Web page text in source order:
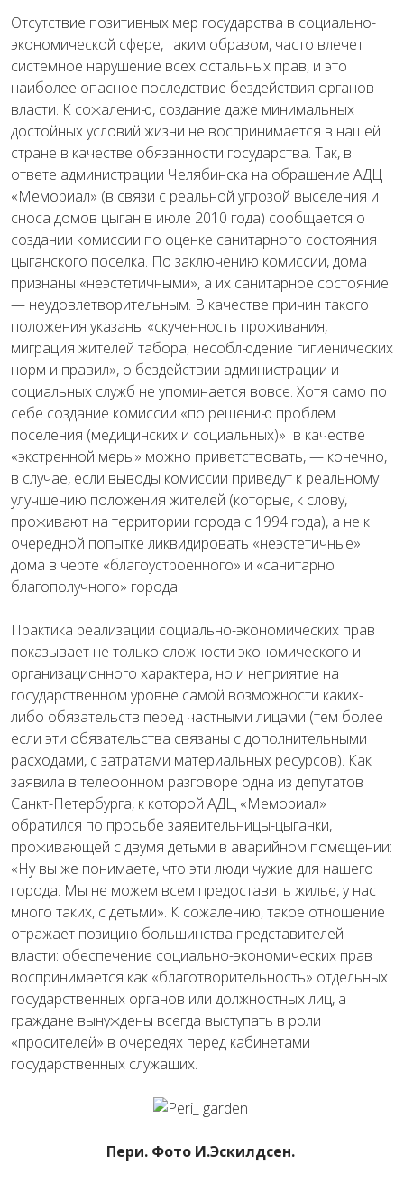
Отсутствие позитивных мер государства в социально-
экономической сфере, таким образом, часто влечет
системное нарушение всех остальных прав, и это
наиболее опасное последствие бездействия органов
власти. К сожалению, создание даже минимальных
достойных условий жизни не воспринимается в нашей
стране в качестве обязанности государства. Так, в
ответе администрации Челябинска на обращение АДЦ
«Мемориал» (в связи с реальной угрозой выселения и
сноса домов цыган в июле 2010 года) сообщается о
создании комиссии по оценке санитарного состояния
цыганского поселка. По заключению комиссии, дома
признаны «неэстетичными», а их санитарное состояние
— неудовлетворительным. В качестве причин такого
положения указаны «скученность проживания,
миграция жителей табора, несоблюдение гигиенических
норм и правил», о бездействии администрации и
социальных служб не упоминается вовсе. Хотя само по
себе создание комиссии «по решению проблем
поселения (медицинских и социальных)» в качестве
«экстренной меры» можно приветствовать, — конечно,
в случае, если выводы комиссии приведут к реальному
улучшению положения жителей (которые, к слову,
проживают на территории города с 1994 года), а не к
очередной попытке ликвидировать «неэстетичные»
дома в черте «благоустроенного» и «санитарно
благополучного» города.
Практика реализации социально-экономических прав
показывает не только сложности экономического и
организационного характера, но и неприятие на
государственном уровне самой возможности каких-
либо обязательств перед частными лицами (тем более
если эти обязательства связаны с дополнительными
расходами, с затратами материальных ресурсов). Как
заявила в телефонном разговоре одна из депутатов
Санкт-Петербурга, к которой АДЦ «Мемориал»
обратился по просьбе заявительницы-цыганки,
проживающей с двумя детьми в аварийном помещении:
«Ну вы же понимаете, что эти люди чужие для нашего
города. Мы не можем всем предоставить жилье, у нас
много таких, с детьми». К сожалению, такое отношение
отражает позицию большинства представителей
власти: обеспечение социально-экономических прав
воспринимается как «благотворительность» отдельных
государственных органов или должностных лиц, а
граждане вынуждены всегда выступать в роли
«просителей» в очередях перед кабинетами
государственных служащих.
Пери. Фото И.Эскилдсен.